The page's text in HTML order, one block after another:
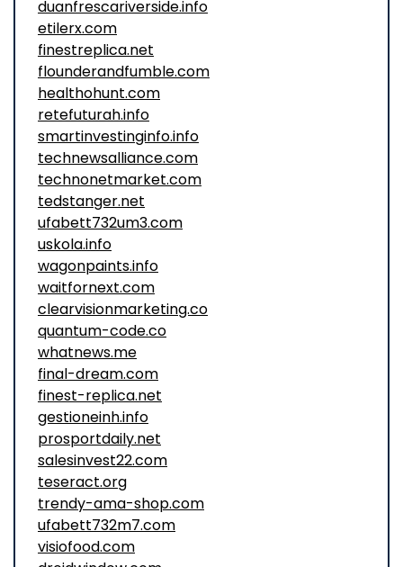
duanfrescariverside.info
etilerx.com
finestreplica.net
flounderandfumble.com
healthohunt.com
retefuturah.info
smartinvestinginfo.info
technewsalliance.com
technonetmarket.com
tedstanger.net
ufabett732um3.com
uskola.info
wagonpaints.info
waitfornext.com
clearvisionmarketing.co
quantum-code.co
whatnews.me
final-dream.com
finest-replica.net
gestioneinh.info
prosportdaily.net
salesinvest22.com
teseract.org
trendy-ama-shop.com
ufabett732m7.com
visiofood.com